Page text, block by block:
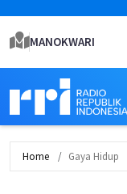
MANOKWARI
Home Gaya Hidup